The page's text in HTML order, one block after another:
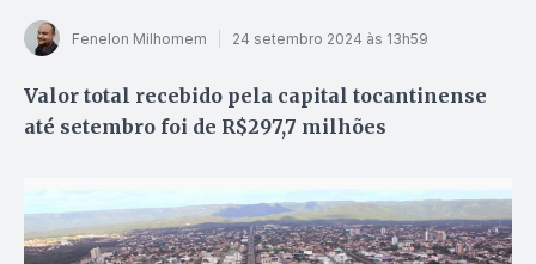
Fenelon Milhomem 24 setembro 2024 às 13h59
Valor total recebido pela capital tocantinense
até setembro foi de R$297,7 milhões